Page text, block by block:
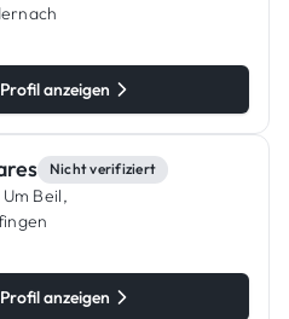
Profil anzeigen
Nicht verifiziert
Um Beil,
Profil anzeigen